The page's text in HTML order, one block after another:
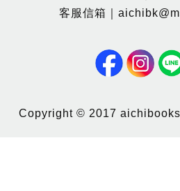
客服信箱｜
Copyright © 2017